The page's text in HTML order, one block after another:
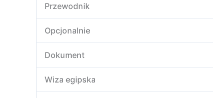
Przewodnik
Opcjonalnie
Dokument
Wiza egipska